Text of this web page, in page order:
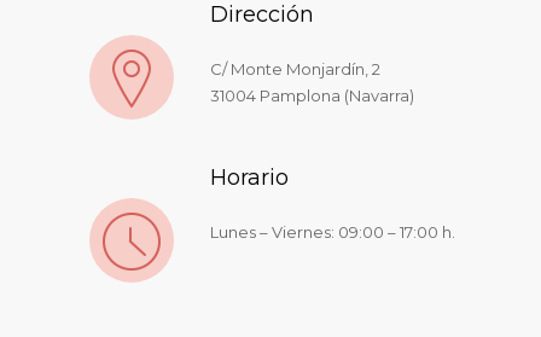
Dirección
C/ Monte Monjardín, 2
31004 Pamplona (Navarra)
Horario
Lunes – Viernes: 09:00 – 17:00 h.